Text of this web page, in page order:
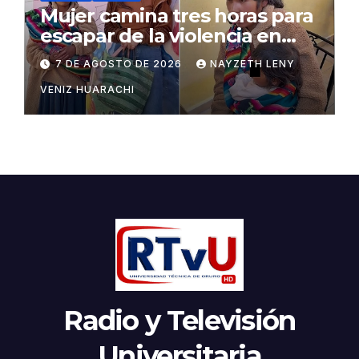
Mujer camina tres horas para
escapar de la violencia en
Potosí
7 DE AGOSTO DE 2026 NAYZETH LENY
VENIZ HUARACHI
Radio y Televisión